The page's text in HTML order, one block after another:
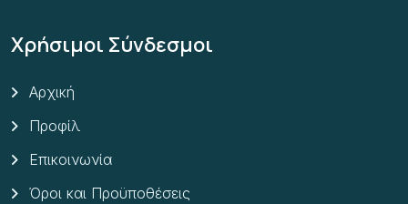
Χρήσιμοι Σύνδεσμοι
Αρχική
Προφίλ
Επικοινωνία
Όροι και Προϋποθέσεις